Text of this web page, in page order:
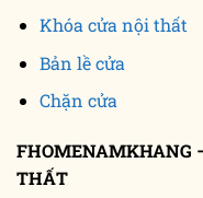
Khóa cửa nội thất
Bản lề cửa
Chặn cửa
FHOMENAMKHANG
THẤT